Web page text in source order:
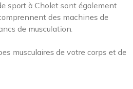
sport à Cholet sont également
des machines de
de musculation.
musculaires de votre corps et de